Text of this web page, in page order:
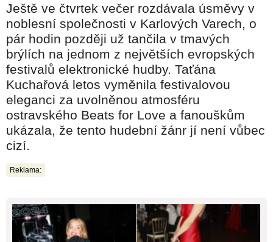
Ještě ve čtvrtek večer rozdávala úsměvy v
noblesní společnosti v Karlových Varech, o
pár hodin později už tančila v tmavých
brýlích na jednom z největších evropských
festivalů elektronické hudby. Taťána
Kuchařová letos vyměnila festivalovou
eleganci za uvolněnou atmosféru
ostravského Beats for Love a fanouškům
ukázala, že tento hudební žánr jí není vůbec
cizí.
Reklama: